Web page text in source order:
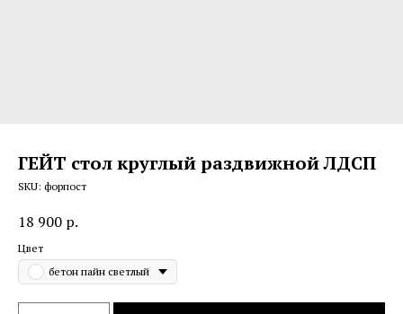
ГЕЙТ стол круглый раздвижной ЛДСП
SKU: форпост
18 900 р.
Цвет
бетон пайн светлый